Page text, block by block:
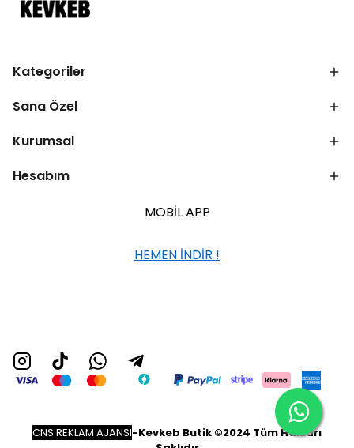
Kategoriler
Sana Özel
Kurumsal
Hesabım
MOBİL APP
HEMEN İNDİR !
CNS REKLAM AJANSI-Kevkeb Butik ©2024 Tüm Hakları